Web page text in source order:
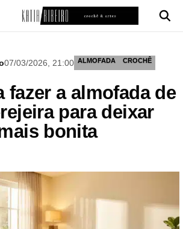
07/03/2026, 21:00 ALMOFADA CROCHÊ
fazer a almofada de
para deixar
bonita